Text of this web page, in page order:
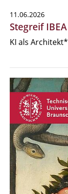
11.06.2026
Stegreif
KI als